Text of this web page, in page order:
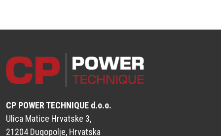
CP POWER TECHNIQUE d.o.o.
Ulica Matice Hrvatske 3,
21204 Dugopolje, Hrvatska